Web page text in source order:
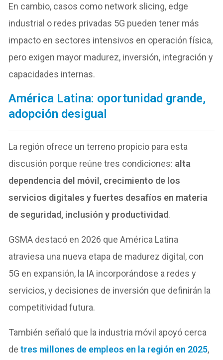
En cambio, casos como network slicing, edge
industrial o redes privadas 5G pueden tener más
impacto en sectores intensivos en operación física,
pero exigen mayor madurez, inversión, integración y
capacidades internas.
América Latina: oportunidad grande,
adopción desigual
La región ofrece un terreno propicio para esta
discusión porque reúne tres condiciones: alta
dependencia del móvil, crecimiento de los
servicios digitales y fuertes desafíos en materia
de seguridad, inclusión y productividad.
GSMA destacó en 2026 que América Latina
atraviesa una nueva etapa de madurez digital, con
5G en expansión, la IA incorporándose a redes y
servicios, y decisiones de inversión que definirán la
competitividad futura.
También señaló que la industria móvil apoyó cerca
detres millones de empleos en la región en 2025,